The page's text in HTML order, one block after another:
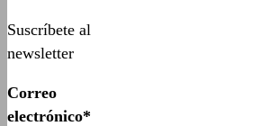
Suscríbete al
newsletter
Correo
electrónico*